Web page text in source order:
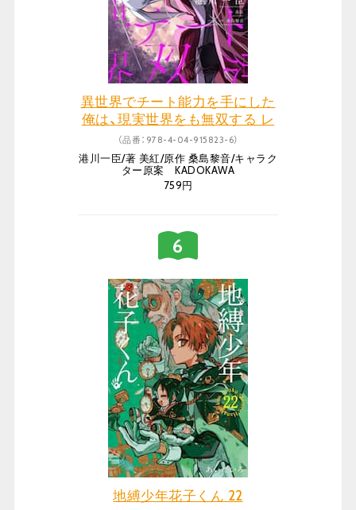
異世界でチート能力を手にした
俺は、現実世界をも無双する レ
ベルアップは人生を変えた 6
（品番：978-4-04-915823-6）
港川一臣/著 美紅/原作 桑島黎音/キャラク
ター原案 KADOKAWA
759円
地縛少年花子くん 22